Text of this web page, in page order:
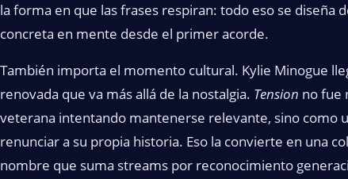
la forma en que las frases respiran: todo eso se diseña
concreta en mente desde el primer acorde.
También importa el momento cultural. Kylie Minogue
renovada que va más allá de la nostalgia. Tension no fue
veterana intentando mantenerse relevante, sino como
renunciar a su propia historia. Eso la convierte en una
nombre que suma streams por reconocimiento